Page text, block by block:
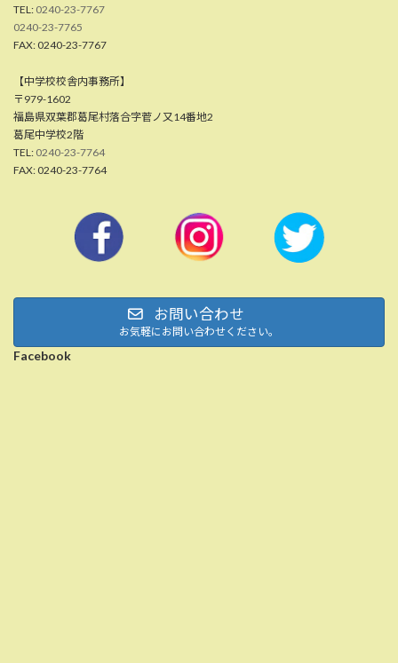
TEL: 0240-23-7767
0240-23-7765
FAX: 0240-23-7767
【中学校校舎内事務所】
〒979-1602
福島県双葉郡葛尾村落合字菅ノ又14番地2
葛尾中学校2階
TEL: 0240-23-7764
FAX: 0240-23-7764
お問い合わせ
お気軽にお問い合わせください。
Facebook